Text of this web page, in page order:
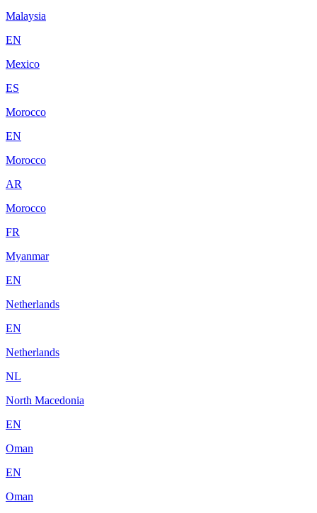
Malaysia
EN
Mexico
ES
Morocco
EN
Morocco
AR
Morocco
FR
Myanmar
EN
Netherlands
EN
Netherlands
NL
North Macedonia
EN
Oman
EN
Oman